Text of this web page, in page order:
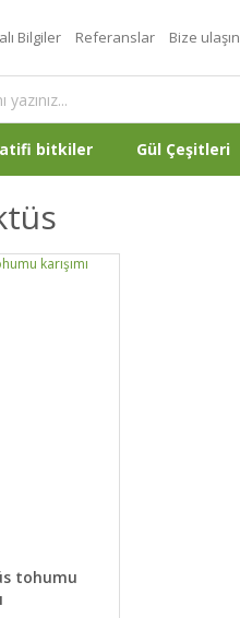
Bilgiler Referanslar Bize ulaşın
bitkiler Gül Çeşitleri
EKLE
tohumu